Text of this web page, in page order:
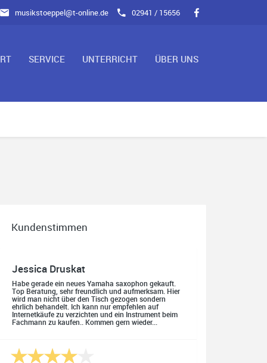
musikstoeppel@t-online.de 02941 / 15656
SERVICE UNTERRICHT ÜBER UNS
Kundenstimmen
Jessica Druskat
Habe gerade ein neues Yamaha saxophon gekauft.
Top Beratung, sehr freundlich und aufmerksam. Hier
wird man nicht über den Tisch gezogen sondern
ehrlich behandelt. Ich kann nur empfehlen auf
Internetkäufe zu verzichten und ein Instrument beim
Fachmann zu kaufen.. Kommen gern wieder...